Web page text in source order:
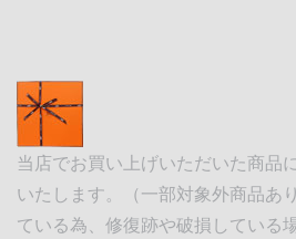
当店でお買い上げいただいた商品
いたします。（一部対象外商品あ
ている為、修復跡や破損している